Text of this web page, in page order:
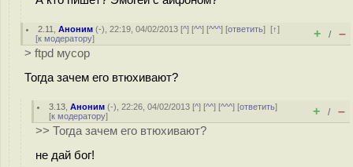
2.11 ,Аноним (-), 22:19, 04/02/2013 [^] [^^] [^^^] [ответить][↑]
[к модератору] + / –
> ftpd мусор
Тогда зачем его втюхивают?
3.13 ,Аноним (-), 22:26, 04/02/2013 [^] [^^] [^^^] [ответить]
[к модератору] + / –
>> Тогда зачем его втюхивают?
не дай бог!